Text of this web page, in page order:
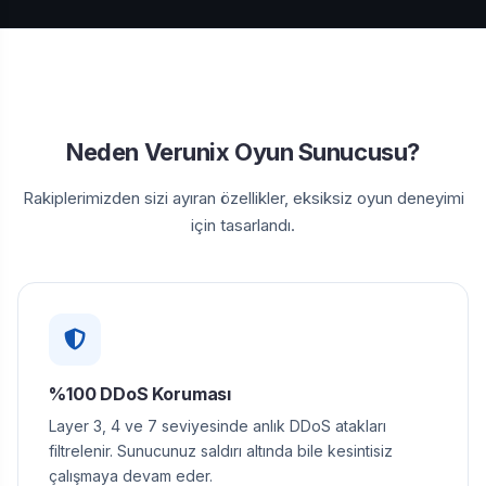
Neden Verunix Oyun Sunucusu?
Rakiplerimizden sizi ayıran özellikler, eksiksiz oyun deneyimi
için tasarlandı.
%100 DDoS Koruması
Layer 3, 4 ve 7 seviyesinde anlık DDoS atakları
filtrelenir. Sunucunuz saldırı altında bile kesintisiz
çalışmaya devam eder.